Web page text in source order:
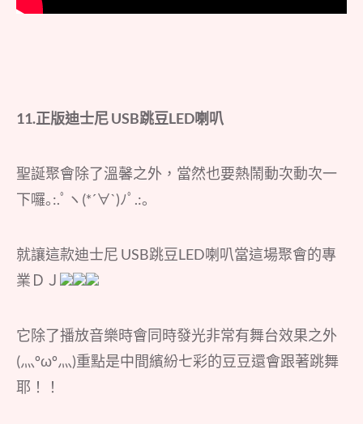
11.正版迪士尼USB跳豆LED喇叭
聖誕聚會除了溫馨之外，當然也要熱鬧動次動次一
下囉｡:.ﾟヽ(*´∀`)ﾉﾟ.:｡
就讓這款迪士尼 USB跳豆LED喇叭當這場聚會的專
業ＤＪ
它除了播放音樂時會同時發光非常有舞台效果之外
(灬ºωº灬)重點是中間繽紛七彩的豆豆還會跟著跳舞
耶！！